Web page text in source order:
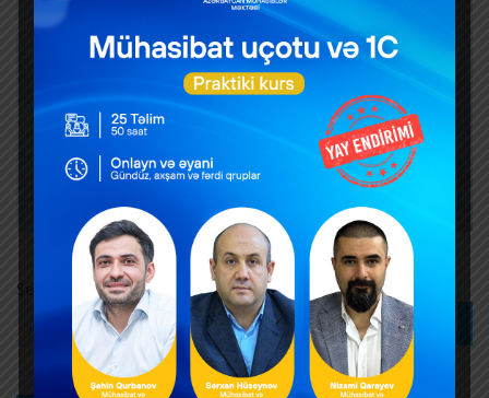
Search
Search